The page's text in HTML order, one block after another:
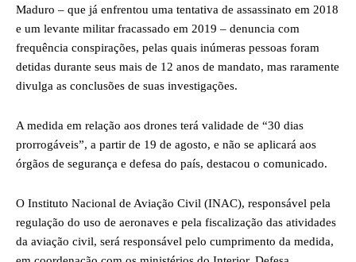
Maduro – que já enfrentou uma tentativa de assassinato em 2018
e um levante militar fracassado em 2019 – denuncia com
frequência conspirações, pelas quais inúmeras pessoas foram
detidas durante seus mais de 12 anos de mandato, mas raramente
divulga as conclusões de suas investigações.
A medida em relação aos drones terá validade de “30 dias
prorrogáveis”, a partir de 19 de agosto, e não se aplicará aos
órgãos de segurança e defesa do país, destacou o comunicado.
O Instituto Nacional de Aviação Civil (INAC), responsável pela
regulação do uso de aeronaves e pela fiscalização das atividades
da aviação civil, será responsável pelo cumprimento da medida,